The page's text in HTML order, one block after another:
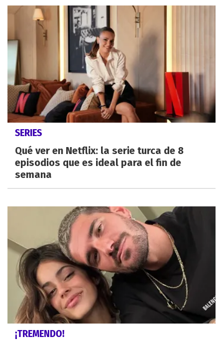
SERIES
Qué ver en Netflix: la serie turca de 8
episodios que es ideal para el fin de
semana
¡TREMENDO!